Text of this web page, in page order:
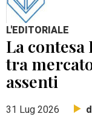
L'EDITORIALE
La
tra
assenti
31 Lug 2026